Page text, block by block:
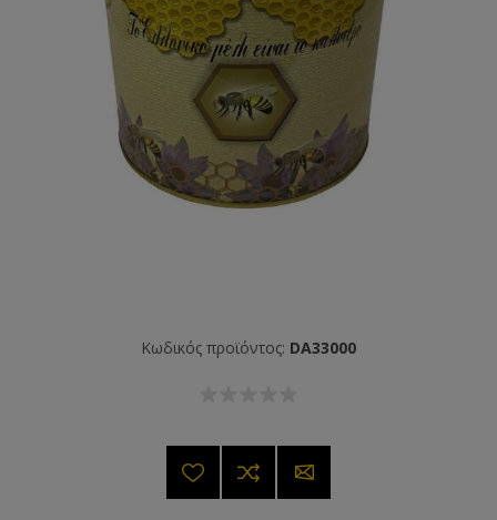
Κωδικός προϊόντος: DA33000